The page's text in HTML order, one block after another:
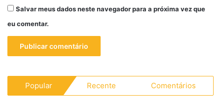
Salvar meus dados neste navegador para a próxima vez que
eu comentar.
Popular Recente Comentários